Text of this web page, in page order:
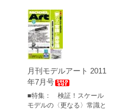
月刊モデルアート 2011
年7月号
■特集： 検証！スケール
モデルの〈更なる〉常識と